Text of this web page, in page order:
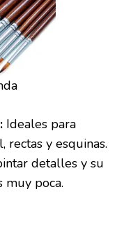
Ideales para
rectas y esquinas.
detalles y su
muy poca.